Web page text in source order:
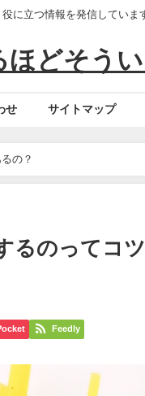
役に立つ情報を発信していま
ほどそう
せ サイトマップ
の？
るのってコ
Feedly